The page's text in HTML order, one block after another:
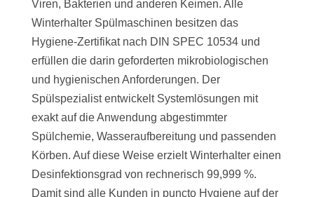
Viren, Bakterien und anderen Keimen. Alle
Winterhalter Spülmaschinen besitzen das
Hygiene-Zertifikat nach DIN SPEC 10534 und
erfüllen die darin geforderten mikrobiologischen
und hygienischen Anforderungen. Der
Spülspezialist entwickelt Systemlösungen mit
exakt auf die Anwendung abgestimmter
Spülchemie, Wasseraufbereitung und passenden
Körben. Auf diese Weise erzielt Winterhalter einen
Desinfektionsgrad von rechnerisch 99,999 %.
Damit sind alle Kunden in puncto Hygiene auf der